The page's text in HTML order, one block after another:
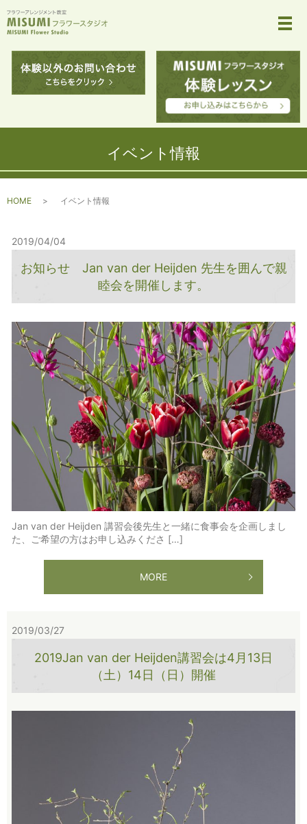
メ
イベント情報
HOME イベント情報
2019/04/04
お知らせ Jan van der Heijden 先生を囲んで親
睦会を開催します。
Jan van der Heijden 講習会後先生と一緒に食事会を企画しまし
た、ご希望の方はお申し込みくださ […]
MORE
2019/03/27
2019Jan van der Heijden講習会は4月13日
（土）14日（日）開催